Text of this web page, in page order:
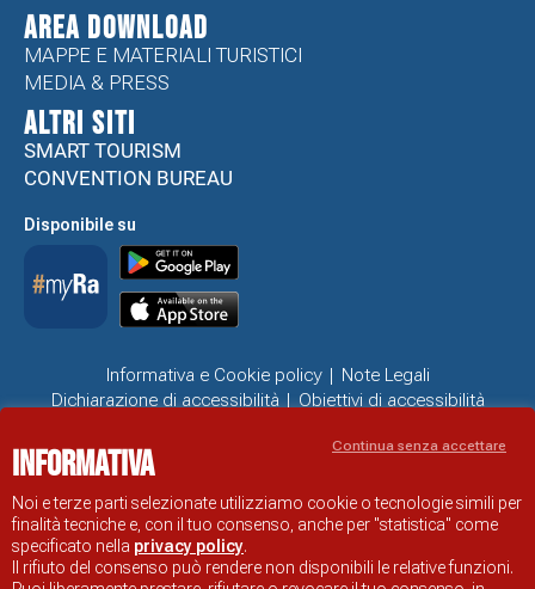
Area Download
MAPPE E MATERIALI TURISTICI
MEDIA & PRESS
ALTRI SITI
SMART TOURISM
CONVENTION BUREAU
Disponibile su
Informativa e Cookie policy
Note Legali
Dichiarazione di accessibilità
Obiettivi di accessibilità
SITO UFFICIALE DI INFORMAZIONE TURISTICA DI RAVENNA
Informativa
Noi e terze parti selezionate utilizziamo cookie o tecnologie simili per
finalità tecniche e, con il tuo consenso, anche per "statistica" come
specificato nella privacy policy.
Il rifiuto del consenso può rendere non disponibili le relative funzioni.
Continua senza accettare